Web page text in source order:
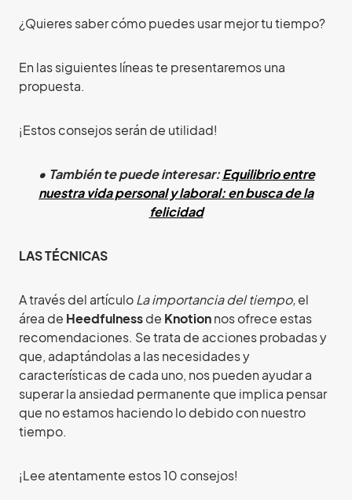
¿Quieres saber cómo puedes usar mejor tu tiempo?
En las siguientes líneas te presentaremos una
propuesta.
¡Estos consejos serán de utilidad!
• También te puede interesar:Equilibrio entre
nuestra vida personal y laboral: en busca de la
felicidad
LAS TÉCNICAS
A través del artículoLa importancia del tiempo,el
área de Heedfulnessde Knotionnos ofrece estas
recomendaciones. Se trata de acciones probadas y
que, adaptándolas a las necesidades y
características de cada uno, nos pueden ayudar a
superar la ansiedad permanente que implica pensar
que no estamos haciendo lo debido con nuestro
tiempo.
¡Lee atentamente estos 10 consejos!